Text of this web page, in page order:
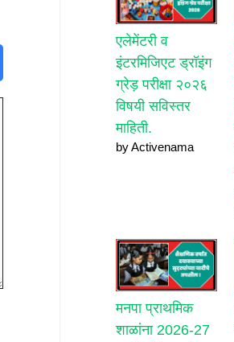
एलेमेंटरी व
इंटरमिजिएट ड्रॉइंग
ग्रेड़ परीक्षा २०२६
विषयी सविस्तर
माहिती.
by Activenama
मनपा प्राथमिक
शाळांना 2026-27